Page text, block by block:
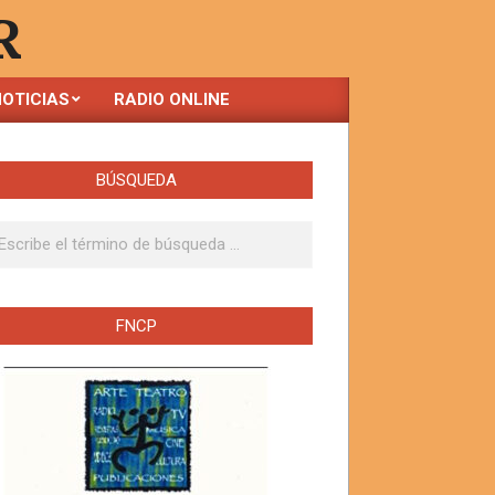
RADIO ONLINE
BÚSQUEDA
FNCP